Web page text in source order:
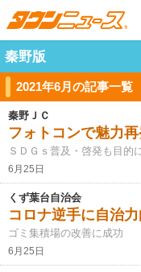
秦野版
2021年6月の記事一覧
秦野ＪＣ
フォトコンで魅力
ＳＤＧｓ普及・啓発も目的
6月25日
くず葉台自治会
コロナ逆手に自治
ゴミ集積場の改善に成功
6月25日